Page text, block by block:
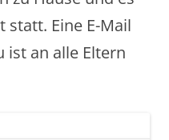
Eine E-Mail
an alle Eltern